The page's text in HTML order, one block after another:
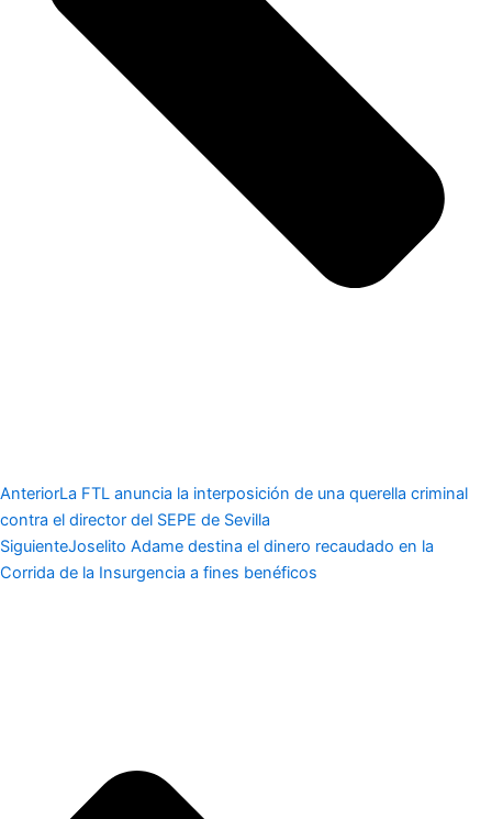
AnteriorLa FTL anuncia la interposición de una querella criminal
contra el director del SEPE de Sevilla
SiguienteJoselito Adame destina el dinero recaudado en la
Corrida de la Insurgencia a fines benéficos